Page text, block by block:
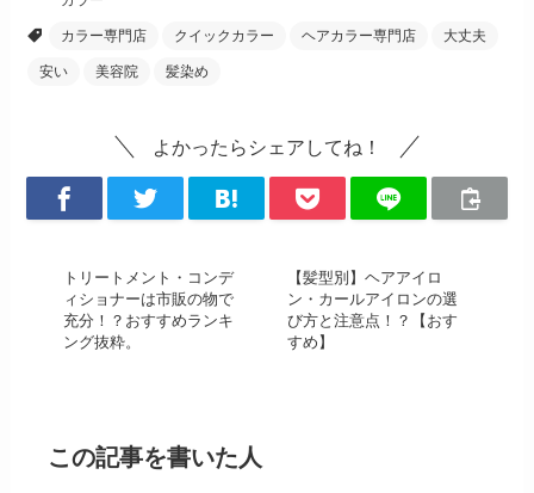
カラー専門店 クイックカラー ヘアカラー専門店 大丈夫
安い 美容院 髪染め
よかったらシェアしてね！
トリートメント・コンデ
ィショナーは市販の物で
充分！？おすすめランキ
ング抜粋。
【髪型別】ヘアアイロ
ン・カールアイロンの選
び方と注意点！？【おす
すめ】
この記事を書いた人